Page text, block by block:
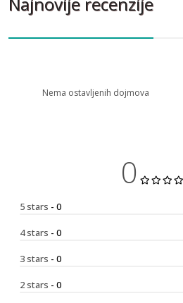
Nema ostavljenih dojmova
0
5 stars - 0
4 stars - 0
3 stars - 0
2 stars - 0